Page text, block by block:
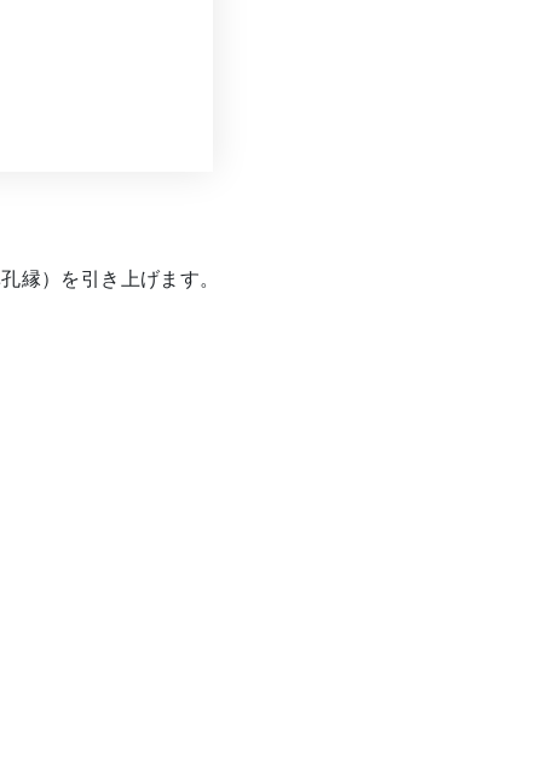
縁）を引き上げます。